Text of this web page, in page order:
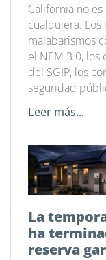
California no
cualquiera.
malabarismos
el NEM 3.0, los
del SGIP, los
seguridad
Leer más...
La
ha
reserva